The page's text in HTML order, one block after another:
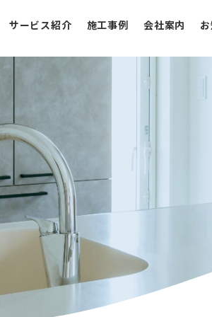
サービス紹介 施工事例 会社案内